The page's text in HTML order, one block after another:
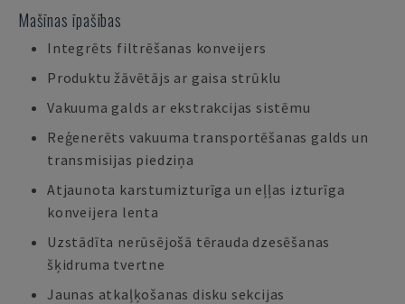
Mašīnas īpašības
Integrēts filtrēšanas konveijers
Produktu žāvētājs ar gaisa strūklu
Vakuuma galds ar ekstrakcijas sistēmu
Reģenerēts vakuuma transportēšanas galds un
transmisijas piedziņa
Atjaunota karstumizturīga un eļļas izturīga
konveijera lenta
Uzstādīta nerūsējošā tērauda dzesēšanas
šķidruma tvertne
Jaunas atkaļķošanas disku sekcijas